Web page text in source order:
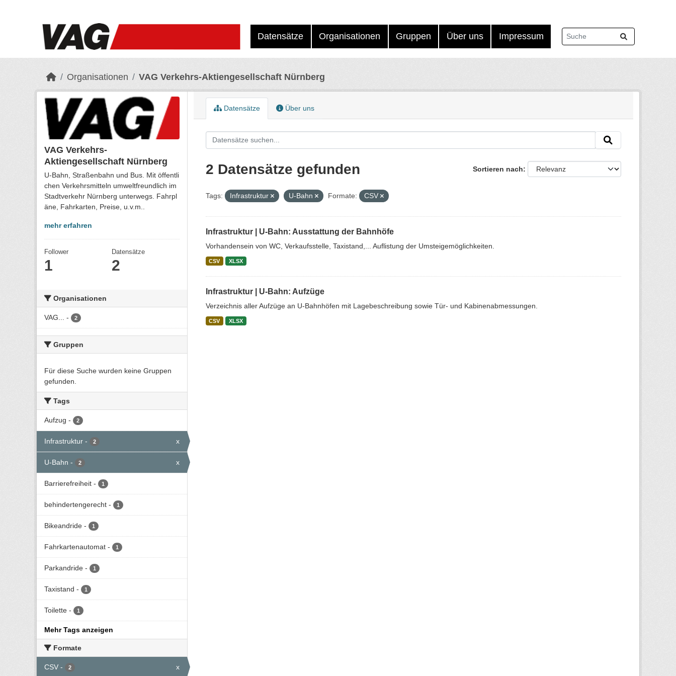
Datensätze Organisationen Gruppen Über uns Impressum
Organisationen VAG Verkehrs-Aktiengesellschaft Nürnberg
VAG Verkehrs-
Aktiengesellschaft Nürnberg
U-Bahn, Straßenbahn und Bus. Mit öffentli
chen Verkehrsmitteln umweltfreundlich im
Stadtverkehr Nürnberg unterwegs. Fahrpl
äne, Fahrkarten, Preise, u.v.m..
mehr erfahren
Follower
1
Datensätze
2
Organisationen
VAG... - 2
Gruppen
Für diese Suche wurden keine Gruppen
gefunden.
Tags
Aufzug - 2
Infrastruktur - 2 x
U-Bahn - 2 x
Barrierefreiheit - 1
behindertengerecht - 1
Bikeandride - 1
Fahrkartenautomat - 1
Parkandride - 1
Taxistand - 1
Toilette - 1
Mehr Tags anzeigen
Formate
CSV - 2 x
Datensätze Über uns
Sortieren nach
2 Datensätze gefunden
Tags: Infrastruktur U-Bahn Formate: CSV
Infrastruktur | U-Bahn: Ausstattung der Bahnhöfe
Vorhandensein von WC, Verkaufsstelle, Taxistand,... Auflistung der Umsteigemöglichkeiten.
CSV XLSX
Infrastruktur | U-Bahn: Aufzüge
Verzeichnis aller Aufzüge an U-Bahnhöfen mit Lagebeschreibung sowie Tür- und Kabinenabmessungen.
CSV XLSX